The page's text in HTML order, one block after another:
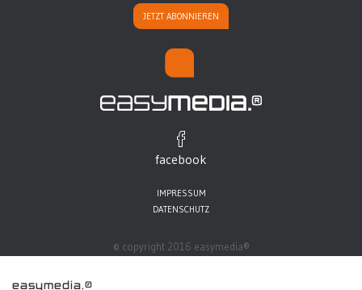
JETZT ABONNIEREN
facebook
IMPRESSUM
DATENSCHUTZ
© copyright 2016 easymedia®
easymedia.®